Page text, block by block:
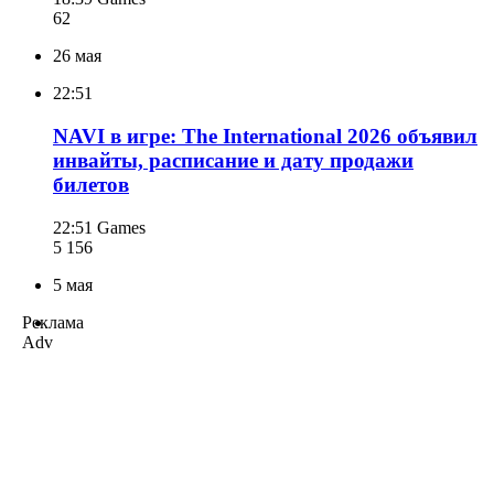
62
26 мая
22:51
NAVI в игре: The International 2026 объявил
инвайты, расписание и дату продажи
билетов
22:51 Games
5 156
5 мая
Реклама
Adv